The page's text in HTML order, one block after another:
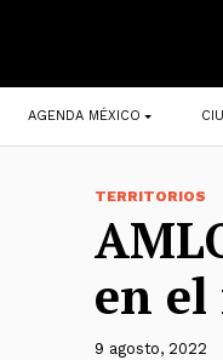
Navegación
principal
AGENDA MÉXICO
TERRITORIOS
en
9 agosto, 2022